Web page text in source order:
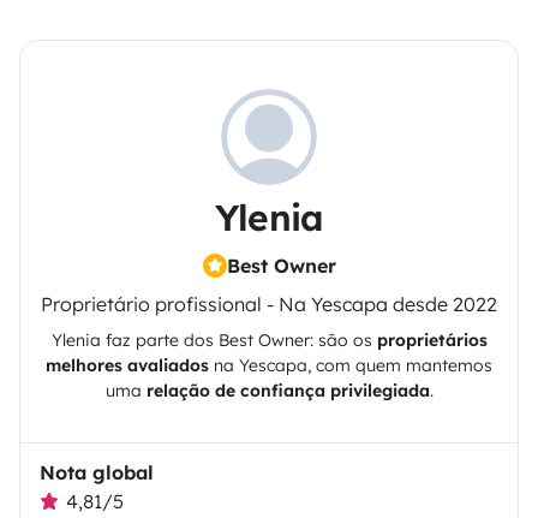
Ylenia
Best Owner
Proprietário profissional - Na Yescapa desde 2022
Ylenia faz parte dos Best Owner: são os proprietários
melhores avaliados na Yescapa, com quem mantemos
uma relação de confiança privilegiada.
Nota global
4,81/5